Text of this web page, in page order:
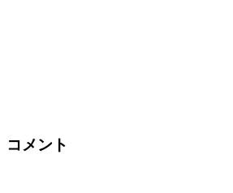
コメント